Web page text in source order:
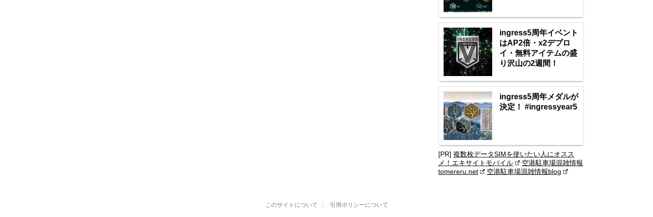
ingress5周年イベント
はAP2倍・x2デプロ
イ・無料アイテムの盛
り沢山の2週間！
ingress5周年メダルが
決定！ #ingressyear5
[PR] 複数枚データSIMを使いたい人にオスス
メ！エキサイトモバイル
空港駐車場混雑情報
tomereru.net
空港駐車場混雑情報blog
このサイトについて 引用ポリシーについて